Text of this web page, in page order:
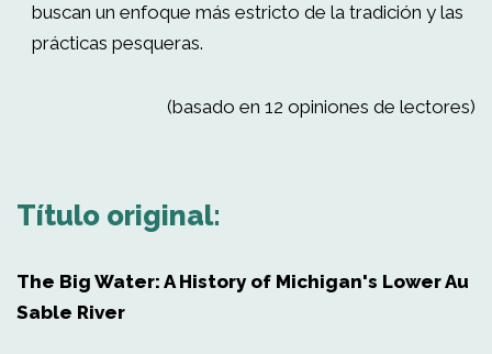
buscan un enfoque más estricto de la tradición y las
prácticas pesqueras.
(basado en 12 opiniones de lectores)
Título original:
The Big Water: A History of Michigan's Lower Au
Sable River